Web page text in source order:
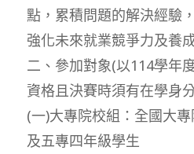
點，累積問題的解決經驗
強化未來就業競爭力及養
二、參加對象(以114學年
資格且決賽時須有在學身
(一)大專院校組：全國大
及五專四年級學生